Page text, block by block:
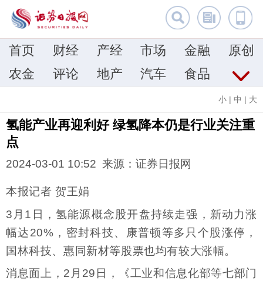
首页 财经 产经 市场 金融
原创
农金
评论 地产 汽车 食品
小 | 中 | 大
氢能产业再迎利好 绿氢降本仍是行业关注重
点
2024-03-01 10:52 来源：证券日报网
本报记者 贺王娟
3月1日，氢能源概念股开盘持续走强，新动力涨
幅达20%，密封科技、康普顿等多只个股涨停，
国林科技、惠同新材等股票也均有较大涨幅。
消息面上，2月29日，《工业和信息化部等七部门